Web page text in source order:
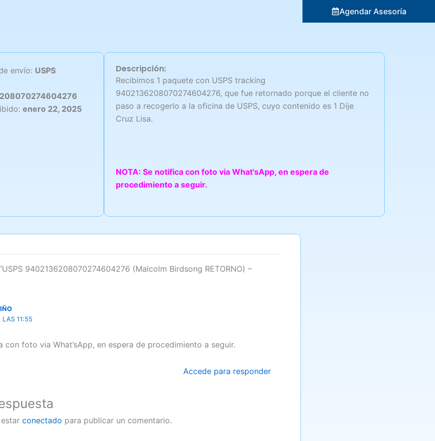
Agendar Asesoría
envío: USPS
enero 22, 2025
Descripción:
Recibimos 1 paquete con USPS tracking
9402136208070274604276, que fue retornado porque el cliente no
paso a recogerlo a la oficina de USPS, cuyo contenido es 1 Dije
Cruz Lisa.
NOTA: Se notifica con foto via What'sApp, en espera de
procedimiento a seguir.
9402136208070274604276 (Malcolm Birdsong RETORNO) –
11:55
con foto via What’sApp, en espera de procedimiento a seguir.
Accede para responder
conectado para publicar un comentario.